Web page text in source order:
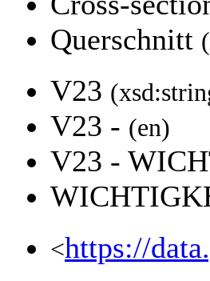
Querschnitt
V23
V23 - (en)
V23 -
<https://